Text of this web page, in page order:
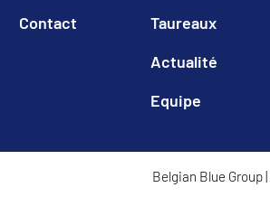
Contact
Taureaux
Actualité
Equipe
Belgian Blue Group|